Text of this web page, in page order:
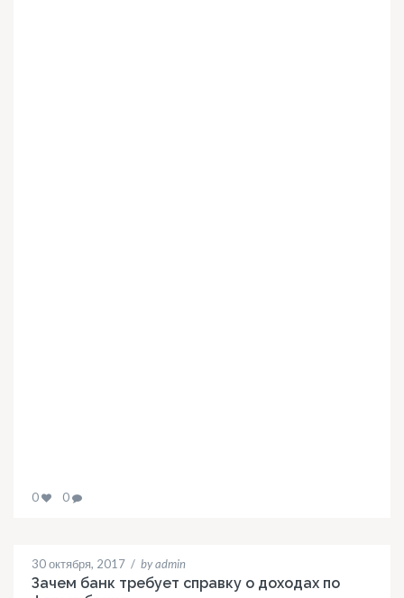
0 0
30 октября, 2017 / by admin
Зачем банк требует справку о доходах по